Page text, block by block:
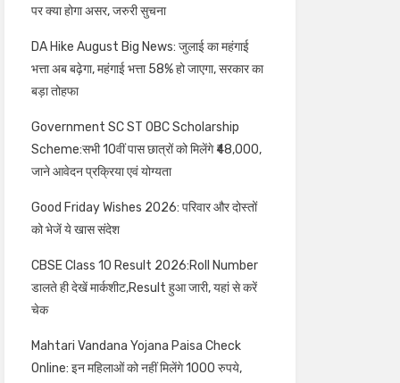
पर क्या होगा असर, जरुरी सुचना
DA Hike August Big News: जुलाई का महंगाई
भत्ता अब बढ़ेगा, महंगाई भत्ता 58% हो जाएगा, सरकार का
बड़ा तोहफा
Government SC ST OBC Scholarship
Scheme:सभी 10वीं पास छात्रों को मिलेंगे ₹48,000,
जाने आवेदन प्रक्रिया एवं योग्यता
Good Friday Wishes 2026: परिवार और दोस्तों
को भेजें ये खास संदेश
CBSE Class 10 Result 2026:Roll Number
डालते ही देखें मार्कशीट,Result हुआ जारी, यहां से करें
चेक
Mahtari Vandana Yojana Paisa Check
Online: इन महिलाओं को नहीं मिलेंगे 1000 रुपये,